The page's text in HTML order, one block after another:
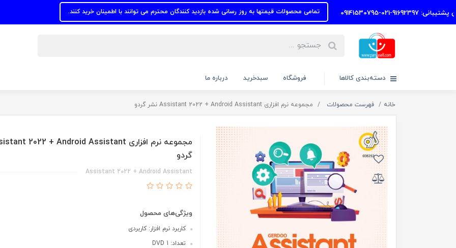
تمامی محصولات قیمتها به روز رسانی شده بازدید کنندگان محترم می توانند با اطمینان خرید کنند.
دسته‌بندی کالاها فروشگاه سبدخرید درباره ما
خانه فهرست محصولات مجموعه نرم افزاری Assistant 2022 + Android Assistant نشر گردو
گردو
Assistant 2022 + Android Assistant
ویژگی‌های محصول
کاربرد نرم افزار: کاربردی
تعداد: DVD 1